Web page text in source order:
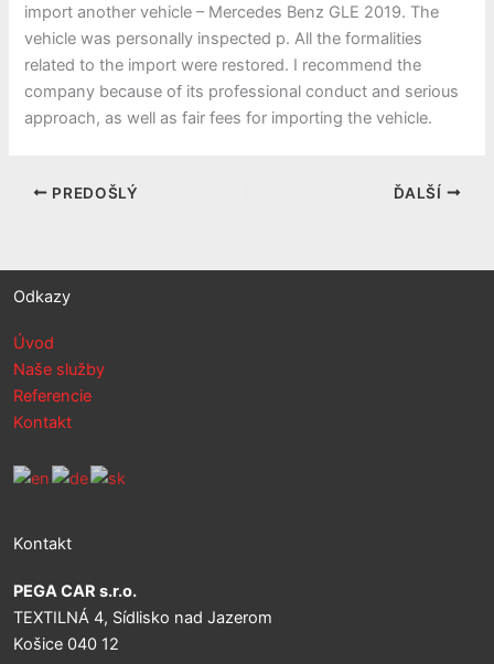
import another vehicle – Mercedes Benz GLE 2019. The
vehicle was personally inspected p. All the formalities
related to the import were restored. I recommend the
company because of its professional conduct and serious
approach, as well as fair fees for importing the vehicle.
PREDOŠLÝ ĎALŠÍ
Odkazy
Úvod
Naše služby
Referencie
Kontakt
Kontakt
PEGA CAR s.r.o.
TEXTILNÁ 4, Sídlisko nad Jazerom
Košice 040 12